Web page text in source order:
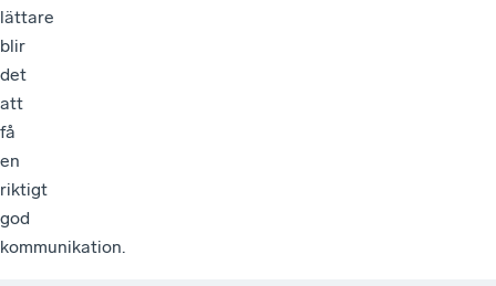
lättare
blir
det
att
få
en
riktigt
god
kommunikation.